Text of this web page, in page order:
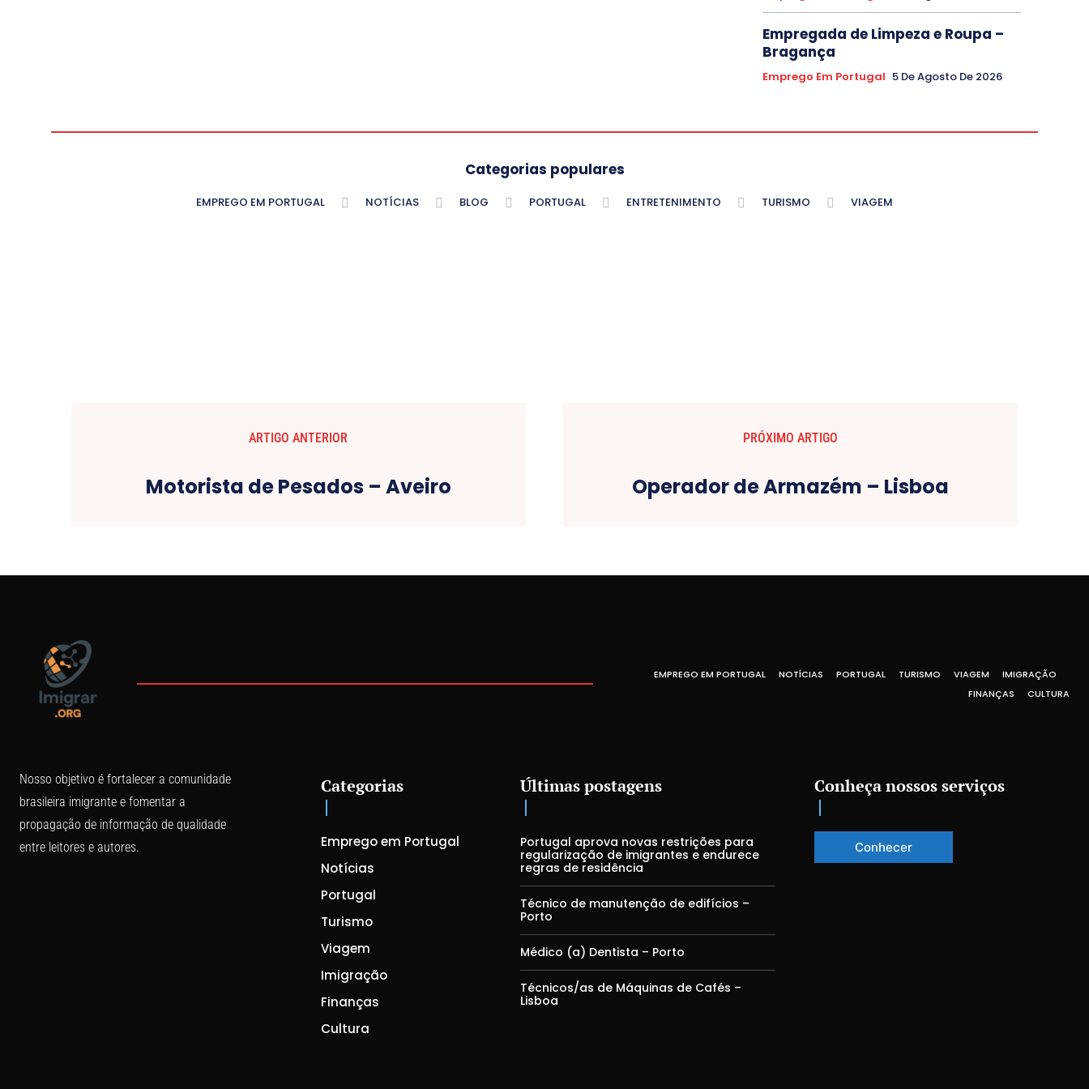
Empregada de Limpeza e Roupa –
Bragança
Emprego Em Portugal 5 De Agosto De 2026
Categorias populares
EMPREGO EM PORTUGAL NOTÍCIAS BLOG PORTUGAL ENTRETENIMENTO TURISMO VIAGEM
ARTIGO ANTERIOR
Motorista de Pesados – Aveiro
PRÓXIMO ARTIGO
Operador de Armazém – Lisboa
EMPREGO EM PORTUGAL NOTÍCIAS PORTUGAL TURISMO VIAGEM
IMIGRAÇÃO
FINANÇAS
CULTURA
Nosso objetivo é fortalecer a comunidade
brasileira imigrante e fomentar a
propagação de informação de qualidade
entre leitores e autores.
Categorias
Emprego em Portugal
Notícias
Portugal
Turismo
Viagem
Imigração
Finanças
Cultura
Últimas postagens
Portugal aprova novas restrições para
regularização de imigrantes e endurece
regras de residência
Técnico de manutenção de edifícios –
Porto
Médico (a) Dentista – Porto
Técnicos/as de Máquinas de Cafés –
Lisboa
Conheça nossos serviços
Conhecer